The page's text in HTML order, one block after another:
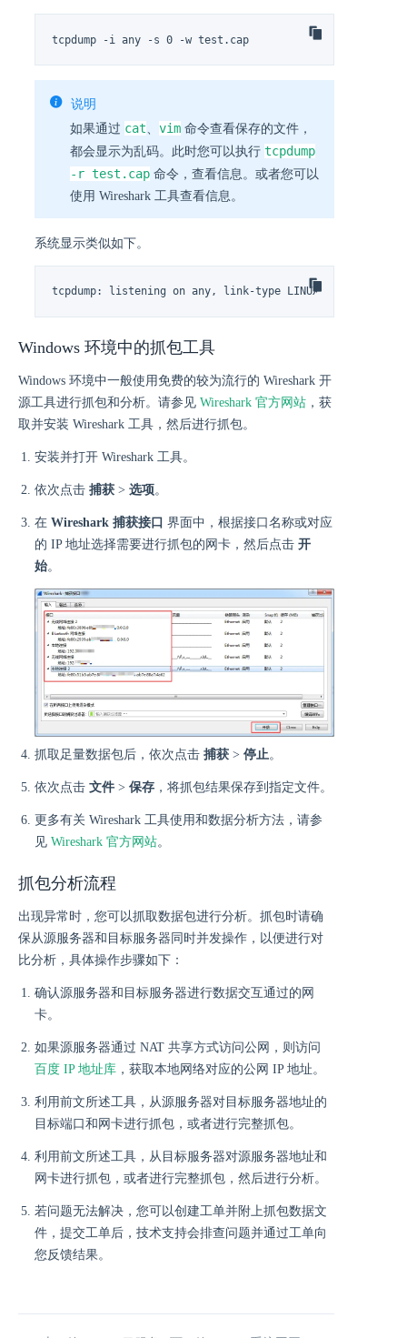
tcpdump -i any -s 0 -w test.cap
说明
如果通过 cat、 vim 命令查看保存的文件，
都会显示为乱码。此时您可以执行 tcpdump
-r test.cap 命令，查看信息。或者您可以
使用 Wireshark 工具查看信息。
系统显示类似如下。
tcpdump: listening on any, link-type LINUX_SLL (Linux
Windows 环境中的抓包工具
Windows 环境中一般使用免费的较为流行的 Wireshark 开
源工具进行抓包和分析。请参见 Wireshark 官方网站 ，获
取并安装 Wireshark 工具，然后进行抓包。
安装并打开 Wireshark 工具。
依次点击 捕获 > 选项。
在 Wireshark 捕获接口 界面中，根据接口名称或对应
的 IP 地址选择需要进行抓包的网卡，然后点击 开
始。
抓取足量数据包后，依次点击 捕获 > 停止。
依次点击 文件 > 保存 ，将抓包结果保存到指定文件。
更多有关 Wireshark 工具使用和数据分析方法，请参
见 Wireshark 官方网站。
抓包分析流程
出现异常时，您可以抓取数据包进行分析。抓包时请确
保从源服务器和目标服务器同时并发操作，以便进行对
比分析，具体操作步骤如下：
确认源服务器和目标服务器进行数据交互通过的网
卡。
如果源服务器通过 NAT 共享方式访问公网，则访问
百度 IP 地址库 ，获取本地网络对应的公网 IP 地址。
利用前文所述工具，从源服务器对目标服务器地址的
目标端口和网卡进行抓包，或者进行完整抓包。
利用前文所述工具，从目标服务器对源服务器地址和
网卡进行抓包，或者进行完整抓包，然后进行分析。
若问题无法解决，您可以创建工单并附上抓包数据文
件，提交工单后，技术支持会排查问题并通过工单向
您反馈结果。